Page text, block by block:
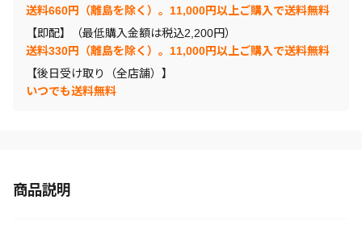
送料660円（離島を除く）。11,000円以上ご購入で送料無料
【即配】（最低購入金額は税込2,200円）
送料330円（離島を除く）。11,000円以上ご購入で送料無料
【後日受け取り（全店舗）】
いつでも送料無料
商品説明